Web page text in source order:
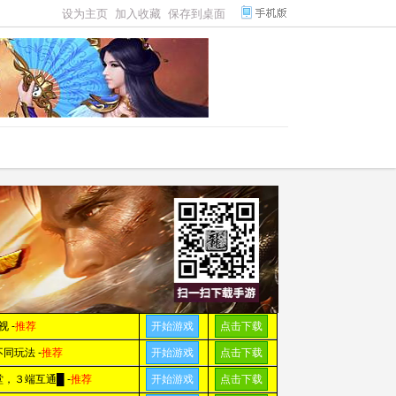
设为主页 加入收藏 保存到桌面